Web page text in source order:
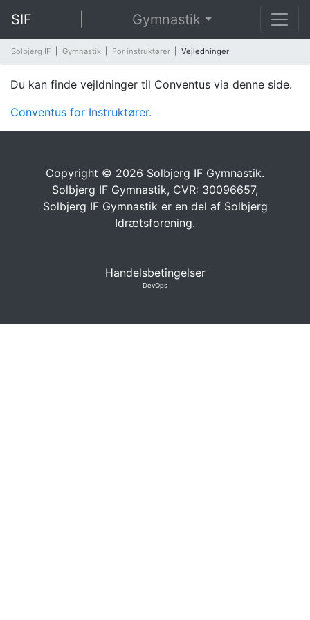
SIF Gymnastik
Solbjerg IF Gymnastik For instruktører Vejledninger
Du kan finde vejldninger til Conventus via denne side.
Conventus for Instruktører.
Copyright © 2026 Solbjerg IF Gymnastik.
Solbjerg IF Gymnastik, CVR: 30096657,
Solbjerg IF Gymnastik er en del af Solbjerg
Idrætsforening.
Handelsbetingelser
DevOps